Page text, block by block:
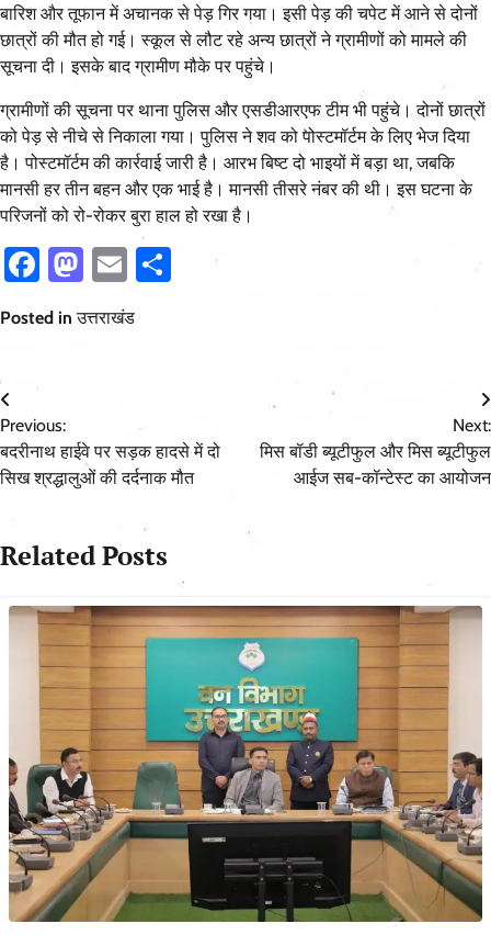
बारिश और तूफान में अचानक से पेड़ गिर गया। इसी पेड़ की चपेट में आने से दोनों
छात्रों की मौत हो गई। स्कूल से लौट रहे अन्य छात्रों ने ग्रामीणों को मामले की
सूचना दी। इसके बाद ग्रामीण मौके पर पहुंचे।
ग्रामीणों की सूचना पर थाना पुलिस और एसडीआरएफ टीम भी पहुंचे। दोनों छात्रों
को पेड़ से नीचे से निकाला गया। पुलिस ने शव को पोस्टमॉर्टम के लिए भेज दिया
है। पोस्टमॉर्टम की कार्रवाई जारी है। आरभ बिष्ट दो भाइयों में बड़ा था, जबकि
मानसी हर तीन बहन और एक भाई है। मानसी तीसरे नंबर की थी। इस घटना के
परिजनों को रो-रोकर बुरा हाल हो रखा है।
Facebook
Mastodon
EmailShare
Posted inउत्तराखंड
Post
navigation
Previous:
बदरीनाथ हाईवे पर सड़क हादसे में दो
सिख श्रद्धालुओं की दर्दनाक मौत
Next:
मिस बॉडी ब्यूटीफुल और मिस ब्यूटीफुल
आईज सब-कॉन्टेस्ट का आयोजन
Related Posts